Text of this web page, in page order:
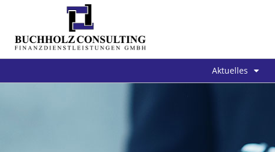
Aktuelles